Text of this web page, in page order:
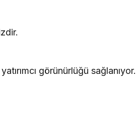
görünürlüğü sağlanıyor.